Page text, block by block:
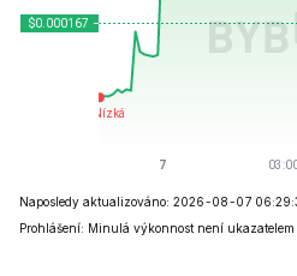
Naposledy aktualizováno: 2026-08-07
Prohlášení: Minulá výkonnost není ukazatelem